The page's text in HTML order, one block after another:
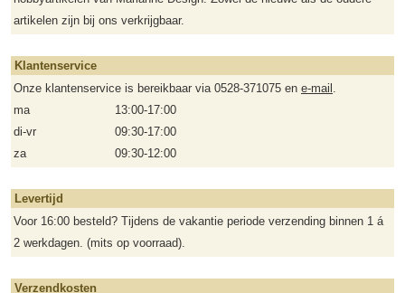
artikelen zijn bij ons verkrijgbaar.
Klantenservice
Onze klantenservice is bereikbaar via 0528-371075 en e-mail .
ma
13:00-17:00
di-vr
09:30-17:00
za
09:30-12:00
Levertijd
Voor 16:00 besteld? Tijdens de vakantie periode verzending binnen 1 á
2 werkdagen. (mits op voorraad).
Verzendkosten